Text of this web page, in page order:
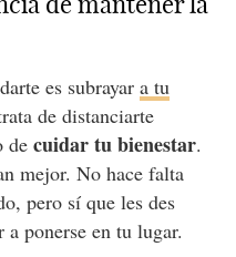
es subrayar a tu
de distanciarte
de cuidar tu bienestar.
mejor. No hace falta
pero sí que les des
a ponerse en tu lugar.